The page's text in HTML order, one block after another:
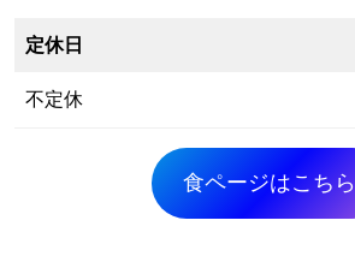
定休日
不定休
食ページはこちら